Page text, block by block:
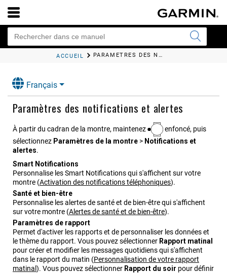
ACCUEIL PARAMÈTRES DES NOTIFICATIONS ET ALERTES
Français
Paramètres des notifications et alertes
À partir du cadran de la montre, maintenez
enfoncé, puis
sélectionnez Paramètres de la montre > Notifications et
alertes.
Smart Notifications
Personnalise les Smart Notifications qui s'affichent sur votre
montre (Activation des notifications téléphoniques).
Santé et bien-être
Personnalise les alertes de santé et de bien-être qui s'affichent
sur votre montre (Alertes de santé et de bien-être).
Paramètres de rapport
Permet d'activer les rapports et de personnaliser les données et
le thème du rapport. Vous pouvez sélectionner Rapport matinal
pour créer et modifier les messages quotidiens qui s'affichent
dans le rapport du matin (Personnalisation de votre rapport
matinal ). Vous pouvez sélectionner Rapport du soir pour définir